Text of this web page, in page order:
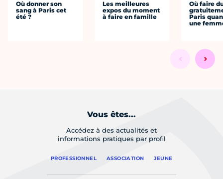
Où donner son
sang à Paris cet
été ?
Les meilleures
expos du moment
à faire en famille
Où faire
Paris
une
Vous êtes...
Accédez à des actualités et
informations pratiques par profil
PROFESSIONNEL ASSOCIATION JEUNE